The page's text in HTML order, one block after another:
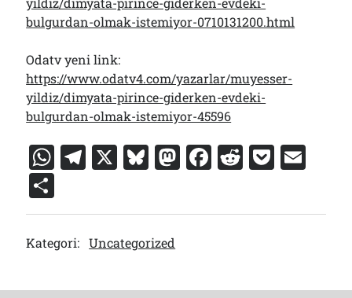
bulgurdan-olmak-istemiyor-0710131200.html
Odatv yeni link:
https://www.odatv4.com/yazarlar/muyesser-
yildiz/dimyata-pirince-giderken-evdeki-
bulgurdan-olmak-istemiyor-45596
W
at
s
A
p
T
e
gr
a
m
X Bl
e
s
k
y
M
st
o
F
c
o
R
d
P
c ai
h
ar
e
Kategori: Uncategorized